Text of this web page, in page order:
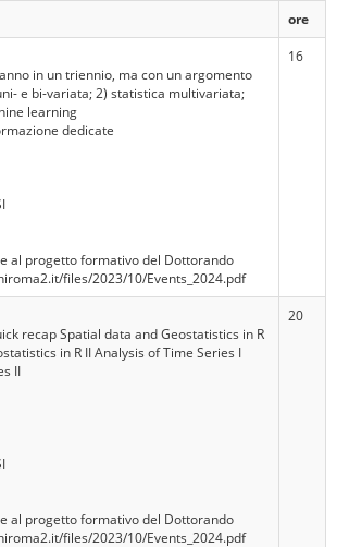
ore
in un triennio, ma con un argomento
e bi-variata; 2) statistica multivariata;
learning
dedicate
al progetto formativo del Dottorando
files/2023/10/Events_2024.pdf
16
recap Spatial data and Geostatistics in R
in R II Analysis of Time Series I
II
al progetto formativo del Dottorando
files/2023/10/Events_2024.pdf
20